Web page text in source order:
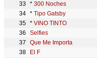
* 300 Noches
* Tipo Gatsby
* VINO TINTO
Selfies
Que Me Importa
El F